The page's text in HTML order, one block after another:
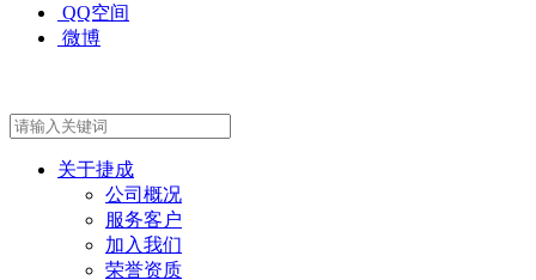
QQ空间
微博
关于捷成
公司概况
服务客户
加入我们
荣誉资质